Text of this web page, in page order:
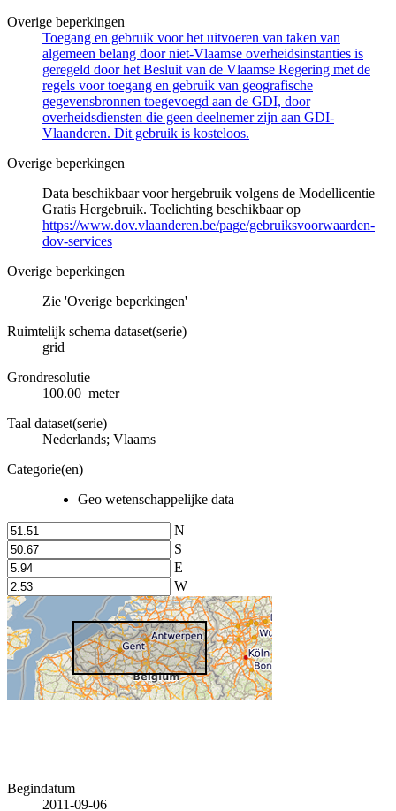
Overige beperkingen
Toegang en gebruik voor het uitvoeren van taken van
algemeen belang door niet-Vlaamse overheidsinstanties is
geregeld door het Besluit van de Vlaamse Regering met de
regels voor toegang en gebruik van geografische
gegevensbronnen toegevoegd aan de GDI, door
overheidsdiensten die geen deelnemer zijn aan GDI-
Vlaanderen. Dit gebruik is kosteloos.
Overige beperkingen
Data beschikbaar voor hergebruik volgens de Modellicentie
Gratis Hergebruik. Toelichting beschikbaar op
https://www.dov.vlaanderen.be/page/gebruiksvoorwaarden-
dov-services
Overige beperkingen
Zie 'Overige beperkingen'
Ruimtelijk schema dataset(serie)
grid
Grondresolutie
100.00 meter
Taal dataset(serie)
Nederlands; Vlaams
Categorie(en)
Geo wetenschappelijke data
N
S
E
W
Begindatum
2011-09-06